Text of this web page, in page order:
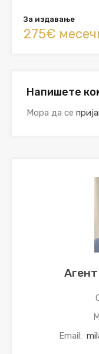
За издавање
275€
Напишете
Мора да се
Email: